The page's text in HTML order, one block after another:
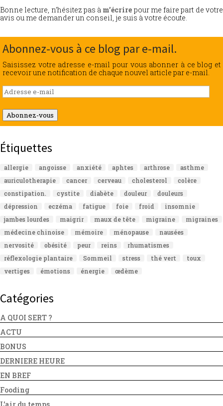
Bonne lecture, n’hésitez pas à m’écrire pour me faire part de votre
avis ou me demander un conseil, je suis à votre écoute.
Abonnez-vous à ce blog par e-mail.
Saisissez votre adresse e-mail pour vous abonner à ce blog et
recevoir une notification de chaque nouvel article par e-mail.
Adresse
e-
mail
Abonnez-vous
Étiquettes
allergie angoisse anxiété aphtes arthrose
asthme
auriculotherapie
cancer cerveau cholesterol
colère
constipation.
cystite diabète douleur
douleurs
dépression
eczéma fatigue foie froid
insomnie
jambes lourdes
maigrir maux de tête migraine
migraines
médecine chinoise
mémoire ménopause
nausées
nervosité
obésité peur reins
rhumatismes
réflexologie plantaire
Sommeil stress thé vert
toux
vertiges
émotions énergie œdème
Catégories
A QUOI SERT ?
ACTU
BONUS
DERNIERE HEURE
EN BREF
Fooding